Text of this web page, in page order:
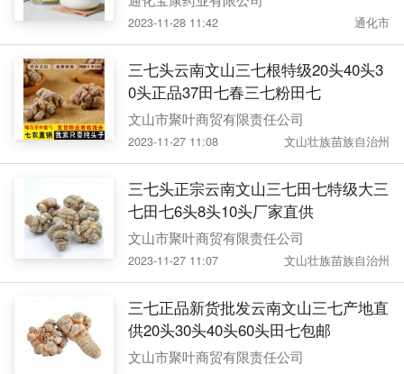
2023-11-28 11:42 通化市
三七头云南文山三七根特级20头40头3
0头正品37田七春三七粉田七
文山市聚叶商贸有限责任公司
2023-11-27 11:08 文山壮族苗族自治州
三七头正宗云南文山三七田七特级大三
七田七6头8头10头厂家直供
文山市聚叶商贸有限责任公司
2023-11-27 11:07 文山壮族苗族自治州
三七正品新货批发云南文山三七产地直
供20头30头40头60头田七包邮
文山市聚叶商贸有限责任公司